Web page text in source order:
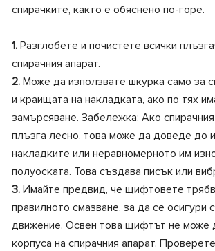
спирачките, както е обяснено по-горе.
1. Разглобете и почистете всички
спирачния апарат.
2. Може да използвате шкурка само за
и краищата на накладката, ако по тях
замърсяване. Забележка: Ако
плъзга лесно, това може да доведе до
накладките или неравномерното им
полуоската. Това създава писък или
3. Имайте предвид, че щифтовете
правилното смазване, за да се осигури
движение. Освен това щифтът не може
корпуса на спирачния апарат.